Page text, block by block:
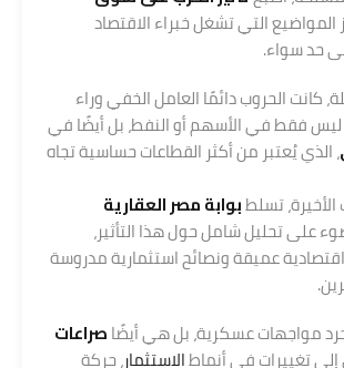
المواضيع التي تشغل خبراء الاقتصاد
حد سواء.
كانت الحروب دائمًا العامل الخفي وراء
ليس فقط في الأسهم أو النفط، بل أيضًا في
، الذي يُعتبر من أكثر القطاعات حساسية تجاه
تسلطبوابة مصر العقارية
على تحليل شامل حول هذا التأثير،
عميقة ونصائح استثمارية مدروسة
مواجهات عسكرية، بل هي أيضًاصراعات
تغييرات في أنماطالاستثمار، حركة